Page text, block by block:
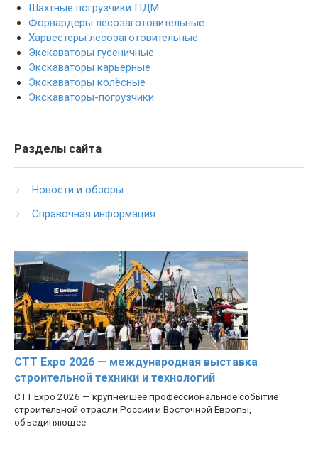
Шахтные погрузчики ПДМ
Форвардеры лесозаготовительные
Харвестеры лесозаготовительные
Экскаваторы гусеничные
Экскаваторы карьерные
Экскаваторы колёсные
Экскаваторы-погрузчики
Разделы сайта
Новости и обзоры
Справочная информация
CTT Expo 2026 — международная выставка
строительной техники и технологий
CTT Expo 2026 — крупнейшее профессиональное событие
строительной отрасли России и Восточной Европы,
объединяющее